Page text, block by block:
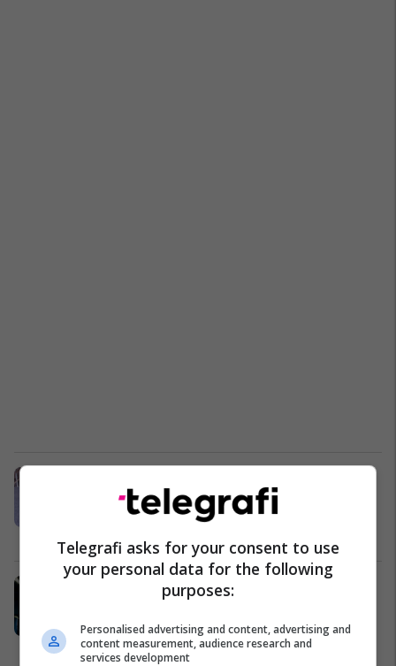
minuta në ditë dhe kofshët tuaja do
të jeni për medalje
Rihapja e fitneseve, trajneri Egzon
Shkololli rekomandon mënyrën më
të mirë se si duhet rikthyer në
ushtrime
Aktiviteti fizik 06/02/2022
Telegrafi asks for your consent to use
your personal data for the following
purposes:
Personalised advertising and content, advertising and
content measurement, audience research and
services development